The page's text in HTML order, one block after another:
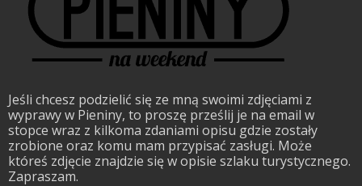
Jeśli chcesz podzielić się ze mną swoimi zdjęciami z
wyprawy w Pieniny, to proszę prześlij je na email w
stopce wraz z kilkoma zdaniami opisu gdzie zostały
zrobione oraz komu mam przypisać zasługi. Może
któreś zdjęcie znajdzie się w opisie szlaku turystycznego.
Zapraszam.